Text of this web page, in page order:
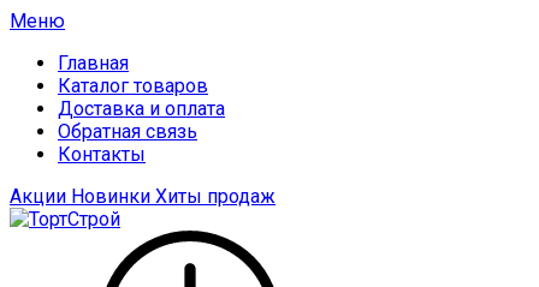
Меню
Главная
Каталог товаров
Доставка и оплата
Обратная связь
Контакты
Акции Новинки Хиты продаж